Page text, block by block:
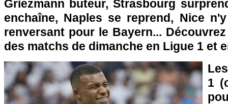
Griezmann buteur, Strasbourg
enchaîne, Naples se reprend, Nice
renversant pour le Bayern...
des matchs de dimanche en Ligue 1 et
1